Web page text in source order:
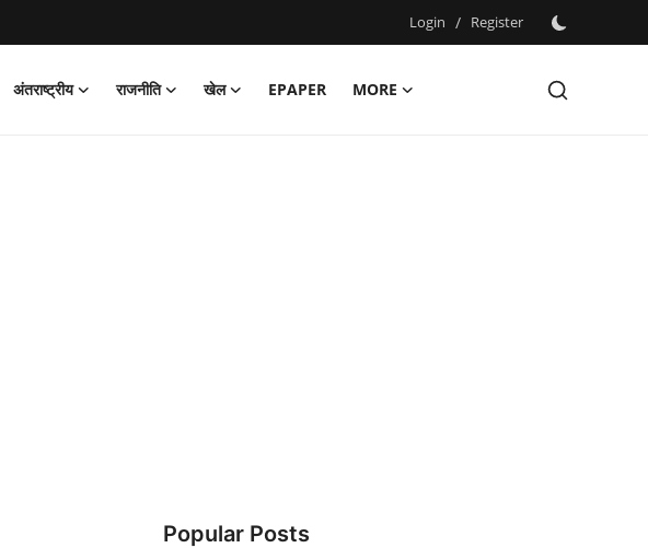
Login / Register
अंतराष्ट्रीय राजनीति खेल EPAPER
MORE
Popular Posts